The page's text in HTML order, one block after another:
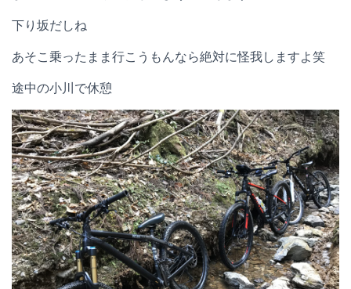
下り坂だしね
あそこ乗ったまま行こうもんなら絶対に怪我しますよ笑
途中の小川で休憩